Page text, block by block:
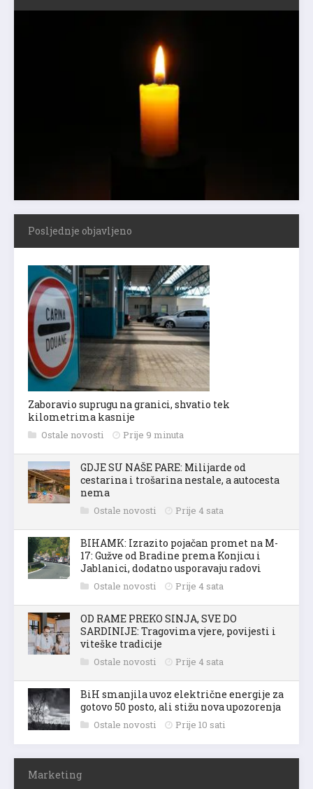
Posljednje objavljeno
Zaboravio suprugu na granici, shvatio tek
kilometrima kasnije
Ostale novosti Prije 9 minuta
GDJE SU NAŠE PARE: Milijarde od
cestarina i trošarina nestale, a autocesta
nema
Ostale novosti Prije 4 sata
BIHAMK: Izrazito pojačan promet na M-
17: Gužve od Bradine prema Konjicu i
Jablanici, dodatno usporavaju radovi
Ostale novosti Prije 4 sata
OD RAME PREKO SINJA, SVE DO
SARDINIJE: Tragovima vjere, povijesti i
viteške tradicije
Ostale novosti Prije 4 sata
BiH smanjila uvoz električne energije za
gotovo 50 posto, ali stižu nova upozorenja
Ostale novosti Prije 10 sati
Marketing